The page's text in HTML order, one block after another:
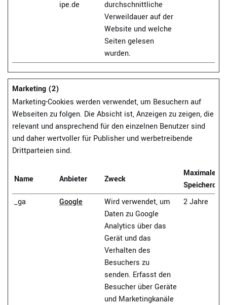
ipe.de
durchschnittliche
Verweildauer auf der
Website und welche
Seiten gelesen
wurden.
Marketing (2)
Marketing-Cookies werden verwendet, um Besuchern auf
Webseiten zu folgen. Die Absicht ist, Anzeigen zu zeigen, die
relevant und ansprechend für den einzelnen Benutzer sind
und daher wertvoller für Publisher und werbetreibende
Drittparteien sind.
Name Anbieter Zweck
Maximale
_ga
Google
Wird verwendet, um
Daten zu Google
Analytics über das
Gerät und das
Verhalten des
Besuchers zu
senden. Erfasst den
Besucher über Geräte
und Marketingkanäle
2 Jahre